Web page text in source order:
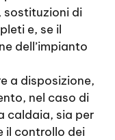
sostituzioni di
e, se il
dell’impianto
a disposizione,
nel caso di
caldaia, sia per
il controllo dei